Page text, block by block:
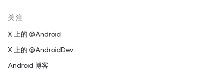
关注
X 上的 @Android
X 上的 @AndroidDev
Android 博客